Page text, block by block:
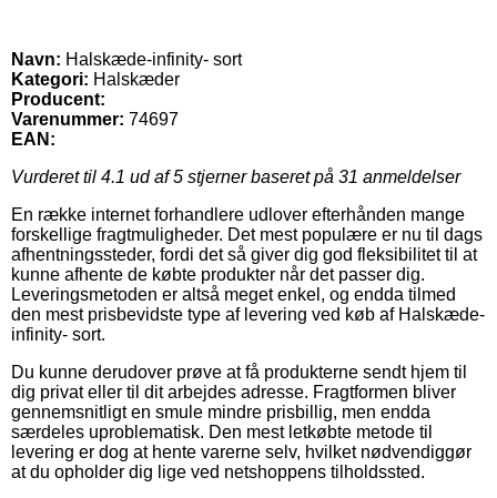
Navn: Halskæde-infinity- sort
Kategori: Halskæder
Producent:
Varenummer: 74697
EAN:
Vurderet til 4.1 ud af 5 stjerner baseret på 31 anmeldelser
En række internet forhandlere udlover efterhånden mange
forskellige fragtmuligheder. Det mest populære er nu til dags
afhentningssteder, fordi det så giver dig god fleksibilitet til at
kunne afhente de købte produkter når det passer dig.
Leveringsmetoden er altså meget enkel, og endda tilmed
den mest prisbevidste type af levering ved køb af Halskæde-
infinity- sort.
Du kunne derudover prøve at få produkterne sendt hjem til
dig privat eller til dit arbejdes adresse. Fragtformen bliver
gennemsnitligt en smule mindre prisbillig, men endda
særdeles uproblematisk. Den mest letkøbte metode til
levering er dog at hente varerne selv, hvilket nødvendiggør
at du opholder dig lige ved netshoppens tilholdssted.